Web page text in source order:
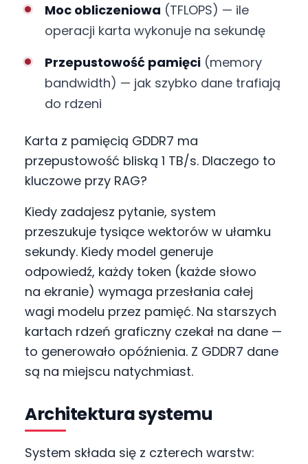
Moc obliczeniowa (TFLOPS) — ile
operacji karta wykonuje na sekundę
Przepustowość pamięci(memory
bandwidth) — jak szybko dane trafiają
do rdzeni
Karta z pamięcią GDDR7 ma
przepustowość bliską 1 TB/s. Dlaczego to
kluczowe przy RAG?
Kiedy zadajesz pytanie, system
przeszukuje tysiące wektorów w ułamku
sekundy. Kiedy model generuje
odpowiedź, każdy token (każde słowo
na ekranie) wymaga przesłania całej
wagi modelu przez pamięć. Na starszych
kartach rdzeń graficzny czekał na dane —
to generowało opóźnienia. Z GDDR7 dane
są na miejscu natychmiast.
Architektura systemu
System składa się z czterech warstw: